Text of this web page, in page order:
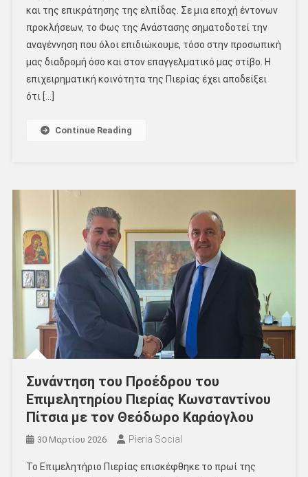
και της επικράτησης της ελπίδας. Σε μια εποχή έντονων
προκλήσεων, το Φως της Ανάστασης σηματοδοτεί την
αναγέννηση που όλοι επιδιώκουμε, τόσο στην προσωπική
μας διαδρομή όσο και στον επαγγελματικό μας στίβο. Η
επιχειρηματική κοινότητα της Πιερίας έχει αποδείξει
ότι […]
Continue Reading
Συνάντηση του Προέδρου του
Επιμελητηρίου Πιερίας Κωνσταντίνου
Πίτσια με τον Θεόδωρο Καράογλου
30 Μαρτίου 2026 Pieria Social
Το Επιμελητήριο Πιερίας επισκέφθηκε το πρωί της